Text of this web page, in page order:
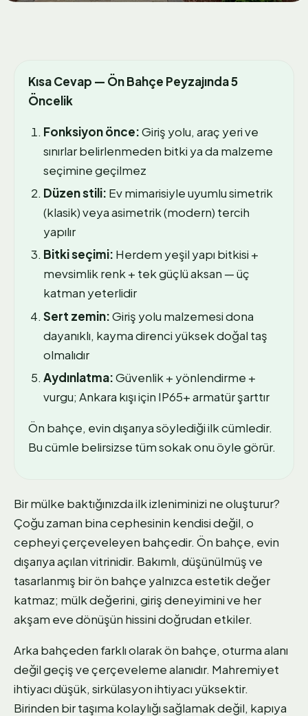
Kısa Cevap — Ön Bahçe Peyzajında 5
Öncelik
Fonksiyon önce:Giriş yolu, araç yeri ve
sınırlar belirlenmeden bitki ya da malzeme
seçimine geçilmez
Düzen stili: Ev mimarisiyle uyumlu simetrik
(klasik) veya asimetrik (modern) tercih
yapılır
Bitki seçimi: Herdem yeşil yapı bitkisi +
mevsimlik renk + tek güçlü aksan — üç
katman yeterlidir
Sert zemin:Giriş yolu malzemesi dona
dayanıklı, kayma direnci yüksek doğal taş
olmalıdır
Aydınlatma:Güvenlik + yönlendirme +
vurgu; Ankara kışı için IP65+ armatür şarttır
Ön bahçe, evin dışarıya söylediği ilk cümledir.
Bu cümle belirsizse tüm sokak onu öyle görür.
Bir mülke baktığınızda ilk izleniminizi ne oluşturur?
Çoğu zaman bina cephesinin kendisi değil, o
cepheyi çerçeveleyen bahçedir. Ön bahçe, evin
dışarıya açılan vitrinidir. Bakımlı, düşünülmüş ve
tasarlanmış bir ön bahçe yalnızca estetik değer
katmaz; mülk değerini, giriş deneyimini ve her
akşam eve dönüşün hissini doğrudan etkiler.
Arka bahçeden farklı olarak ön bahçe, oturma alanı
değil geçiş ve çerçeveleme alanıdır. Mahremiyet
ihtiyacı düşük, sirkülasyon ihtiyacı yüksektir.
Birinden bir taşıma kolaylığı sağlamak değil, kapıya